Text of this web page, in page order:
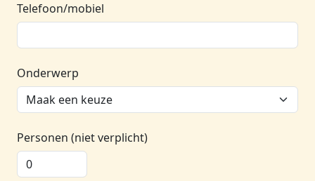
Telefoon/mobiel
Onderwerp
Personen (niet verplicht)